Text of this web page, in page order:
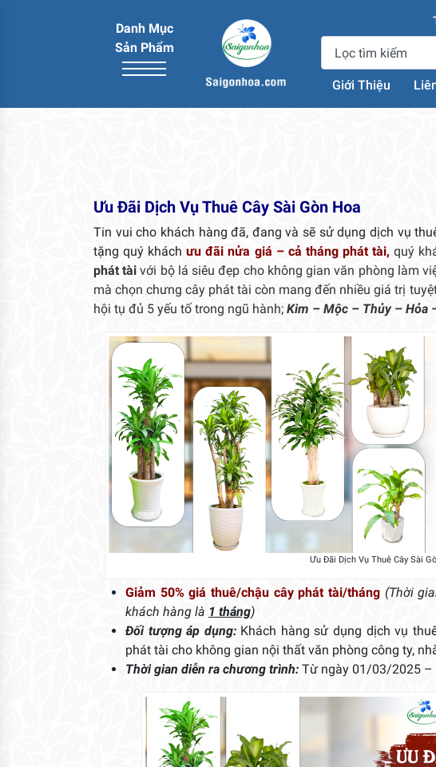
Danh Mục
Sản Phẩm
Giới Thiệu
Ưu Đãi Dịch Vụ Thuê Cây Sài Gòn Hoa
Tin vui cho khách hàng đã, đang và sẽ sử dụng dịch vụ
tặng quý kháchưu đãi nửa giá – cả tháng phát tài,quý
phát tài với bộ lá siêu đẹp cho không gian văn phòng làm
mà chọn chưng cây phát tài còn mang đến nhiều giá trị
hội tụ đủ 5 yếu tố trong ngũ hành; Kim – Mộc – Thủy – Hỏa
Ưu Đãi Dịch Vụ Thuê Cây Sài
Giảm 50% giá thuê/chậu cây phát tài/tháng(Thời
khách hàng là 1 tháng)
Đối tượng áp dụng:Khách hàng sử dụng dịch vụ
phát tài cho không gian nội thất văn phòng công ty,
Thời gian diễn ra chương trình: Từ ngày 01/03/2025